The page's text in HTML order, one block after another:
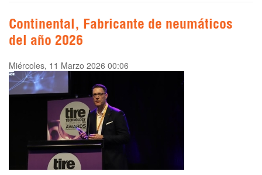
Continental, Fabricante de neumáticos
del año 2026
Miércoles, 11 Marzo 2026 00:06